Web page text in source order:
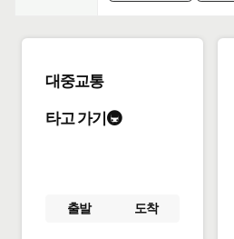
대중교통
타고 가기🚇
출발 도착